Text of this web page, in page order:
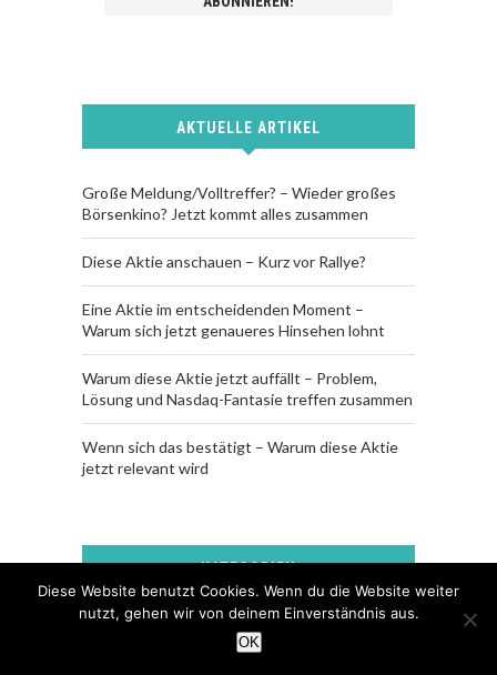
AKTUELLE ARTIKEL
Große Meldung/Volltreffer? – Wieder großes
Börsenkino? Jetzt kommt alles zusammen
Diese Aktie anschauen – Kurz vor Rallye?
Eine Aktie im entscheidenden Moment –
Warum sich jetzt genaueres Hinsehen lohnt
Warum diese Aktie jetzt auffällt – Problem,
Lösung und Nasdaq-Fantasie treffen zusammen
Wenn sich das bestätigt – Warum diese Aktie
jetzt relevant wird
KATEGORIEN
Advertorial / Werbung (Auftraggeber:
Diese Website benutzt Cookies. Wenn du die Website weiter
nutzt, gehen wir von deinem Einverständnis aus.
OK